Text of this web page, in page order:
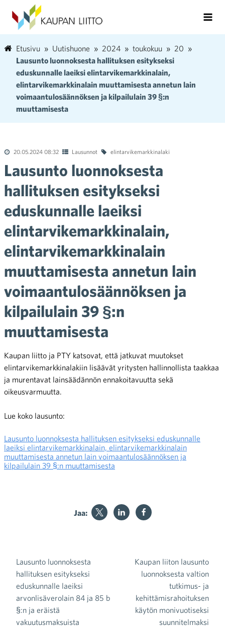
Etusivu Uutishuone 2024 toukokuu
20
Lausunto luonnoksesta hallituksen esitykseksi
eduskunnalle laeiksi elintarvikemarkkinalain,
elintarvikemarkkinalain muuttamisesta annetun lain
voimaantulosäännöksen ja kilpailulain 39 §:n
muuttamisesta
20.05.2024 08:32 Lausunnot elintarvikemarkkinalaki
Lausunto luonnoksesta
hallituksen esitykseksi
eduskunnalle laeiksi
elintarvikemarkkinalain,
elintarvikemarkkinalain
muuttamisesta annetun lain
voimaantulosäännöksen ja
kilpailulain 39 §:n
muuttamisesta
Kaupan liitto ja PTY katsovat, että jatkuvat muutokset
elintarvikemarkkinalakiin lisäävät yritysten hallinnollista taakkaa
ja murentavat lainsäädännön ennakoitavuutta sekä
oikeusvarmuutta.
Lue koko lausunto:
Lausunto luonnoksesta hallituksen esitykseksi eduskunnalle
laeiksi elintarvikemarkkinalain, elintarvikemarkkinalain
muuttamisesta annetun lain voimaantulosäännöksen ja
kilpailulain 39 §:n muuttamisesta
Jaa:
Artikkelien selaus
Lausunto luonnoksesta
hallituksen esitykseksi
eduskunnalle laeiksi
arvonlisäverolain 84 ja 85 b
§:n ja eräistä
vakuutusmaksuista
Kaupan liiton lausunto
luonnoksesta valtion
tutkimus- ja
kehittämisrahoituksen
käytön monivuotiseksi
suunnitelmaksi